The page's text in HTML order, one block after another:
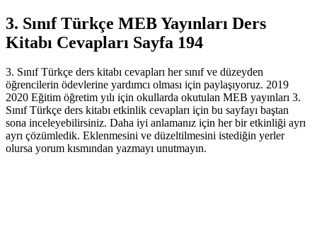
3. Sınıf Türkçe MEB Yayınları Ders
Kitabı Cevapları Sayfa 194
3. Sınıf Türkçe ders kitabı cevapları her sınıf ve düzeyden
öğrencilerin ödevlerine yardımcı olması için paylaşıyoruz. 2019
2020 Eğitim öğretim yılı için okullarda okutulan MEB yayınları 3.
Sınıf Türkçe ders kitabı etkinlik cevapları için bu sayfayı baştan
sona inceleyebilirsiniz. Daha iyi anlamanız için her bir etkinliği ayrı
ayrı çözümledik. Eklenmesini ve düzeltilmesini istediğin yerler
olursa yorum kısmından yazmayı unutmayın.